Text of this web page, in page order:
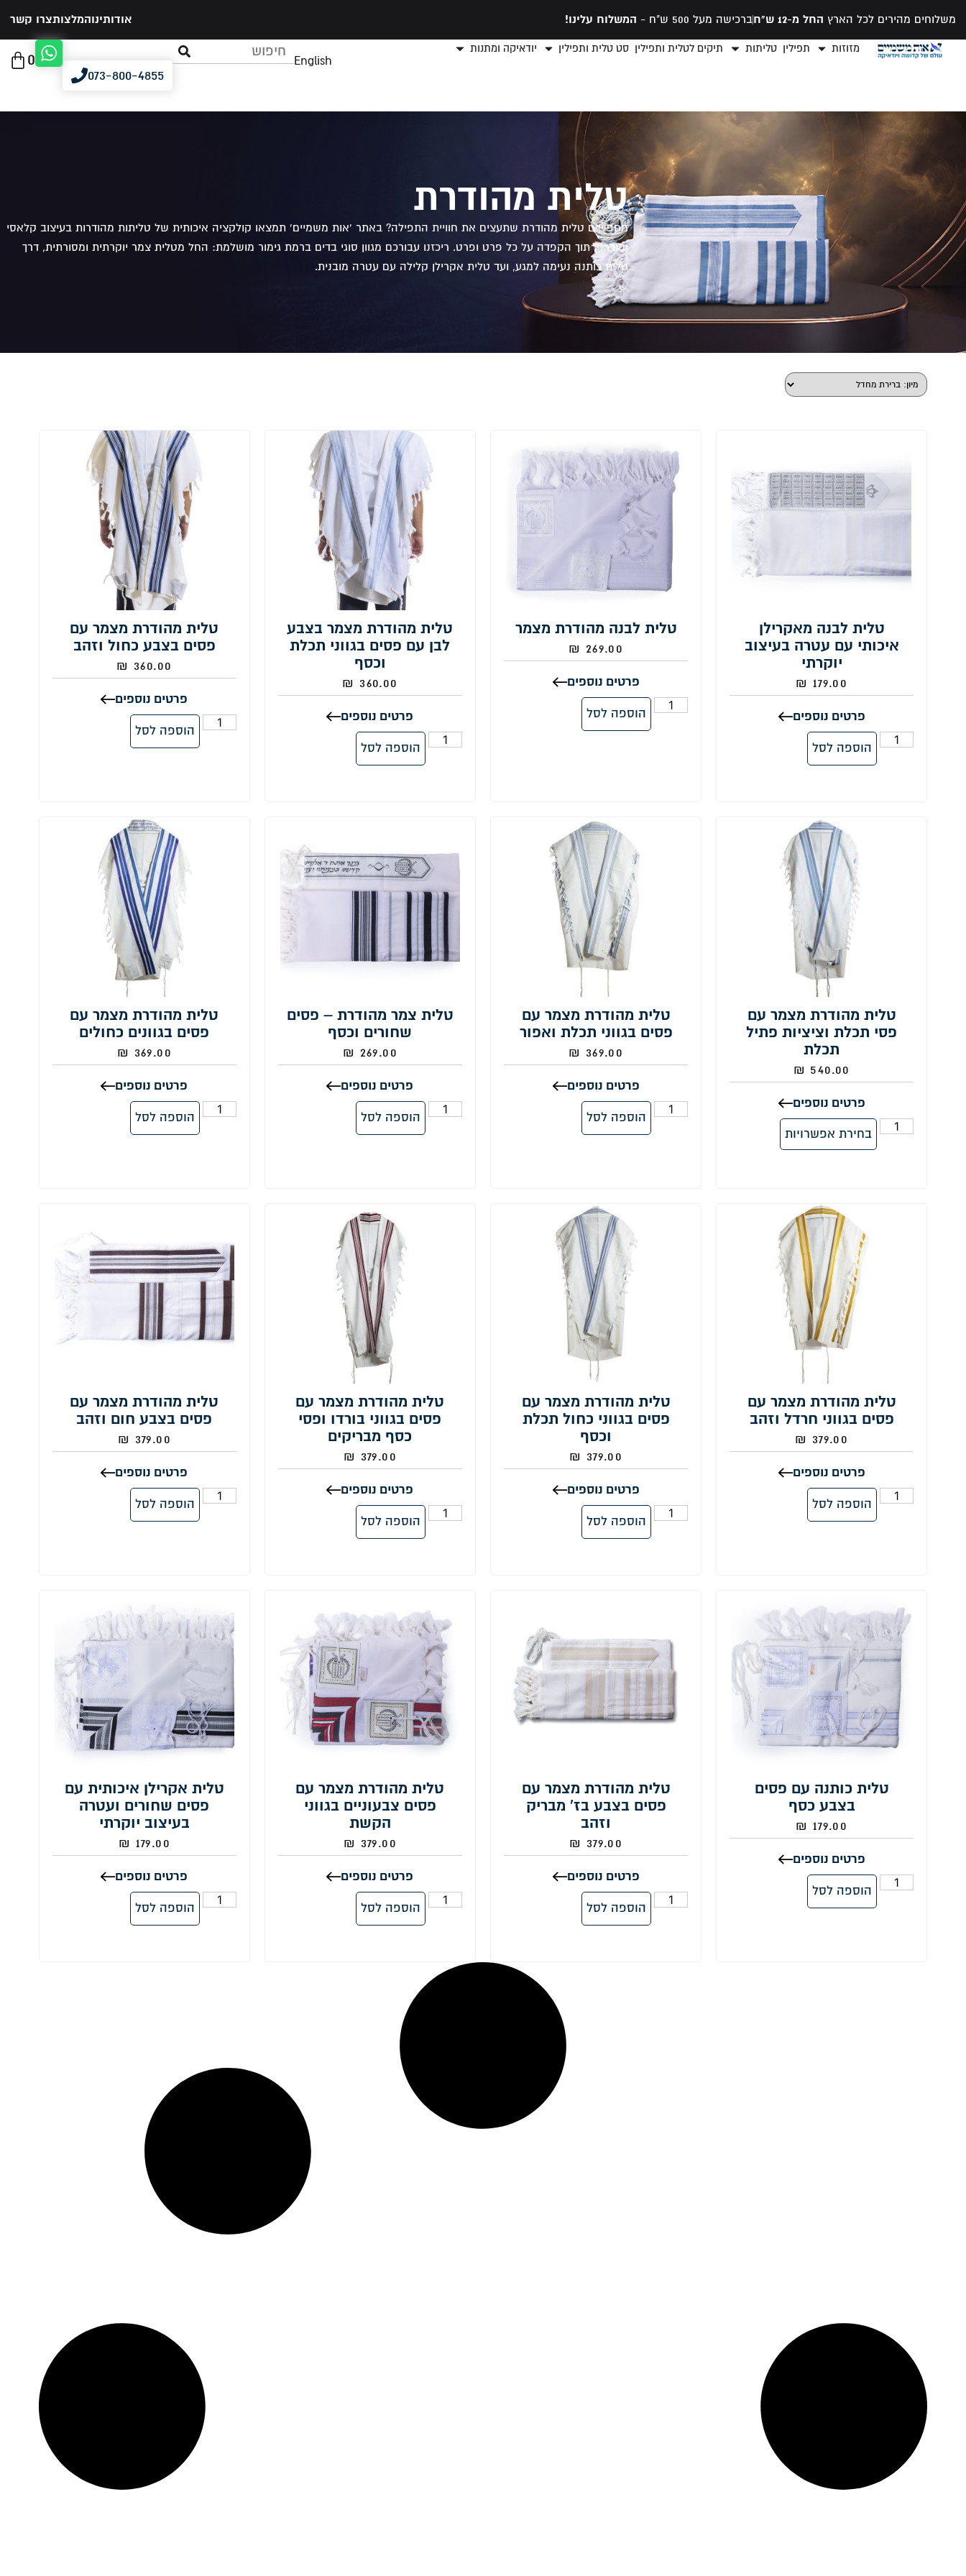
משלוחים מהירים לכל הארץ החל מ-12 ש"ח ברכישה מעל 500 ש"ח - המשלוח עלינו! אודותינוהמלצותצרו קשר
מזוזות תפילין טליתות תיקים לטלית ותפילין סט טלית ותפילין יודאיקה ומתנות
English
073-800-4855
0
טלית מהודרת
מחפשים טלית מהודרת שתעצים את חוויית התפילה? באתר 'אות משמיים' תמצאו קולקציה איכותית של טליתות מהודרות בעיצוב קלאסי
ומודרני, תוך הקפדה על כל פרט ופרט. ריכזנו עבורכם מגוון סוגי בדים ברמת גימור מושלמת: החל מטלית צמר יוקרתית ומסורתית, דרך
טלית כותנה נעימה למגע, ועד טלית אקרילן קלילה עם עטרה מובנית.
טלית לבנה מאקרילן
איכותי עם עטרה בעיצוב
יוקרתי
179.00
₪
פרטים נוספים
הוספה לסל
טלית לבנה מהודרת מצמר
269.00
₪
פרטים נוספים
הוספה לסל
טלית מהודרת מצמר בצבע
לבן עם פסים בגווני תכלת
וכסף
360.00
₪
פרטים נוספים
הוספה לסל
טלית מהודרת מצמר עם
פסים בצבע כחול וזהב
360.00
₪
פרטים נוספים
הוספה לסל
טלית מהודרת מצמר עם
פסי תכלת וציציות פתיל
תכלת
540.00
₪
פרטים נוספים
בחירת אפשרויות
טלית מהודרת מצמר עם
פסים בגווני תכלת ואפור
369.00
₪
פרטים נוספים
הוספה לסל
טלית צמר מהודרת – פסים
שחורים וכסף
269.00
₪
פרטים נוספים
הוספה לסל
טלית מהודרת מצמר עם
פסים בגוונים כחולים
369.00
₪
פרטים נוספים
הוספה לסל
טלית מהודרת מצמר עם
פסים בגווני חרדל וזהב
379.00
₪
פרטים נוספים
הוספה לסל
טלית מהודרת מצמר עם
פסים בגווני כחול תכלת
וכסף
379.00
₪
פרטים נוספים
הוספה לסל
טלית מהודרת מצמר עם
פסים בגווני בורדו ופסי
כסף מבריקים
379.00
₪
פרטים נוספים
הוספה לסל
טלית מהודרת מצמר עם
פסים בצבע חום וזהב
379.00
₪
פרטים נוספים
הוספה לסל
טלית כותנה עם פסים
בצבע כסף
179.00
₪
פרטים נוספים
הוספה לסל
טלית מהודרת מצמר עם
פסים בצבע בז' מבריק
וזהב
379.00
₪
פרטים נוספים
הוספה לסל
טלית מהודרת מצמר עם
פסים צבעוניים בגווני
הקשת
379.00
₪
פרטים נוספים
הוספה לסל
טלית אקרילן איכותית עם
פסים שחורים ועטרה
בעיצוב יוקרתי
179.00
₪
פרטים נוספים
הוספה לסל